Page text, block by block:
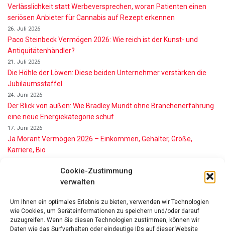
Cookie-Zustimmung
verwalten
Um Ihnen ein optimales Erlebnis zu bieten, verwenden wir Technologien
wie Cookies, um Geräteinformationen zu speichern und/oder darauf
zuzugreifen. Wenn Sie diesen Technologien zustimmen, können wir
Daten wie das Surfverhalten oder eindeutige IDs auf dieser Website
Verlässlichkeit statt Werbeversprechen, woran Patienten einen
seriösen Anbieter für Cannabis auf Rezept erkennen
26. Juli 2026
Paco Steinbeck Vermögen 2026: Wie reich ist der Kunst- und
Antiquitätenhändler?
21. Juli 2026
Die Höhle der Löwen: Diese beiden Unternehmer verstärken die
Jubiläumsstaffel
24. Juni 2026
Der Blick von außen: Wie Bradley Mundt ohne Branchenerfahrung
eine neue Energiekategorie schuf
17. Juni 2026
Ja Morant Vermögen 2026 – Einkommen, Gehälter, Größe,
Karriere, Bio
Alice Walton Vermögen 2026: So reich ist die Walmart-Erbin
wirklich
11. Juni 2026
Nino de Angelo Vermögen 2026 Wie Reich Ist Er?